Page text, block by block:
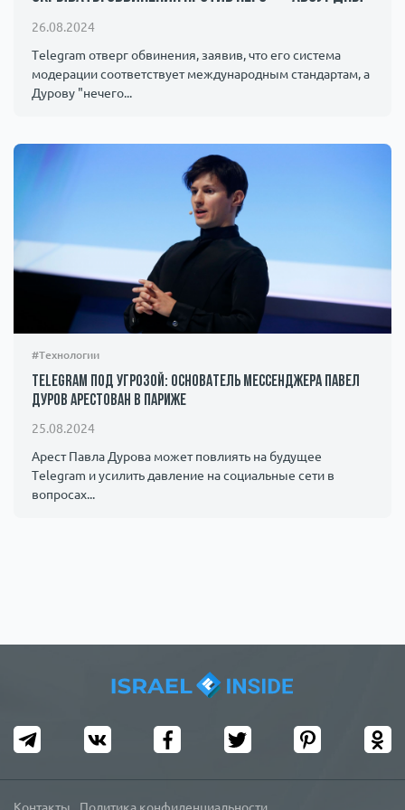
Происшествия
Армия
26.08.2024
Telegram отверг обвинения, заявив, что его система
модерации соответствует международным стандартам, а
Дурову "нечего...
#Технологии
Telegram под угрозой: основатель мессенджера Павел
Дуров арестован в Париже
25.08.2024
Арест Павла Дурова может повлиять на будущее
Telegram и усилить давление на социальные сети в
вопросах...